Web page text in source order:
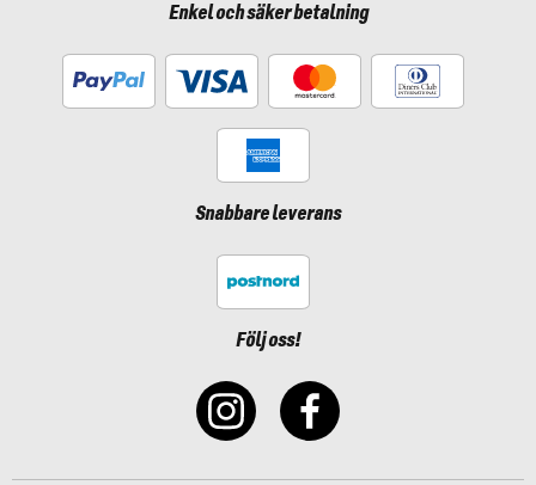
Enkel och säker betalning
Snabbare leverans
Följ oss!